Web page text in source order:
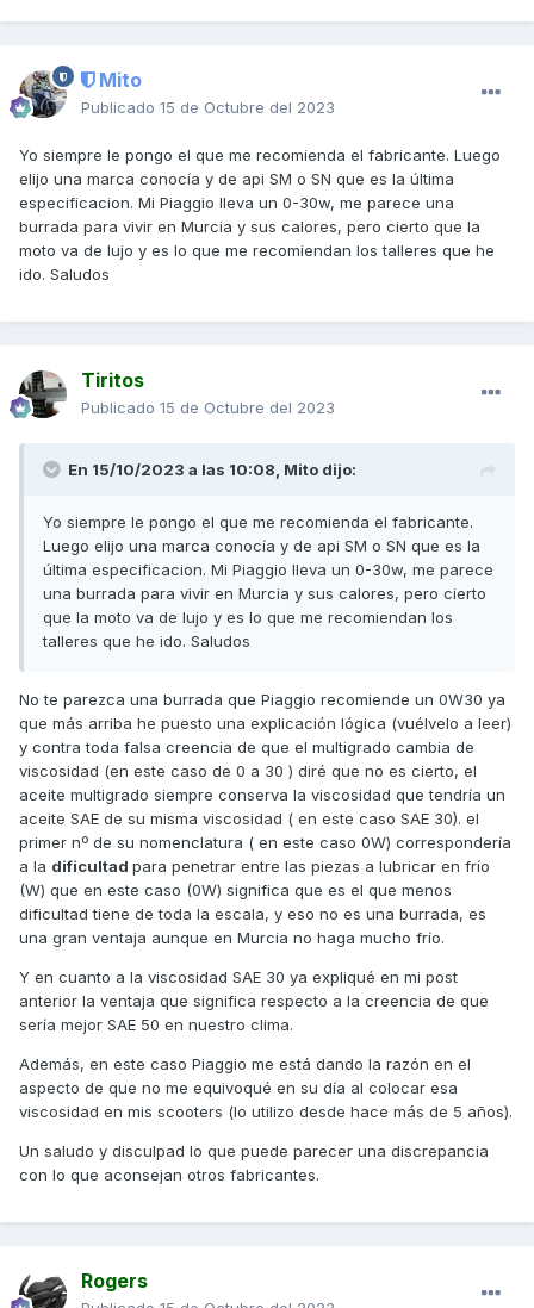
Mito
Publicado 15 de Octubre del 2023
Yo siempre le pongo el que me recomienda el fabricante. Luego
elijo una marca conocía y de api SM o SN que es la última
especificacion. Mi Piaggio lleva un 0-30w, me parece una
burrada para vivir en Murcia y sus calores, pero cierto que la
moto va de lujo y es lo que me recomiendan los talleres que he
ido. Saludos
Tiritos
Publicado 15 de Octubre del 2023
En 15/10/2023 a las 10:08, Mito dijo:
Yo siempre le pongo el que me recomienda el fabricante.
Luego elijo una marca conocía y de api SM o SN que es la
última especificacion. Mi Piaggio lleva un 0-30w, me parece
una burrada para vivir en Murcia y sus calores, pero cierto
que la moto va de lujo y es lo que me recomiendan los
talleres que he ido. Saludos
No te parezca una burrada que Piaggio recomiende un 0W30 ya
que más arriba he puesto una explicación lógica (vuélvelo a leer)
y contra toda falsa creencia de que el multigrado cambia de
viscosidad (en este caso de 0 a 30 ) diré que no es cierto, el
aceite multigrado siempre conserva la viscosidad que tendría un
aceite SAE de su misma viscosidad ( en este caso SAE 30). el
primer nº de su nomenclatura ( en este caso 0W) correspondería
a la dificultad para penetrar entre las piezas a lubricar en frío
(W) que en este caso (0W) significa que es el que menos
dificultad tiene de toda la escala, y eso no es una burrada, es
una gran ventaja aunque en Murcia no haga mucho frío.
Y en cuanto a la viscosidad SAE 30 ya expliqué en mi post
anterior la ventaja que significa respecto a la creencia de que
sería mejor SAE 50 en nuestro clima.
Además, en este caso Piaggio me está dando la razón en el
aspecto de que no me equivoqué en su día al colocar esa
viscosidad en mis scooters (lo utilizo desde hace más de 5 años).
Un saludo y disculpad lo que puede parecer una discrepancia
con lo que aconsejan otros fabricantes.
Rogers